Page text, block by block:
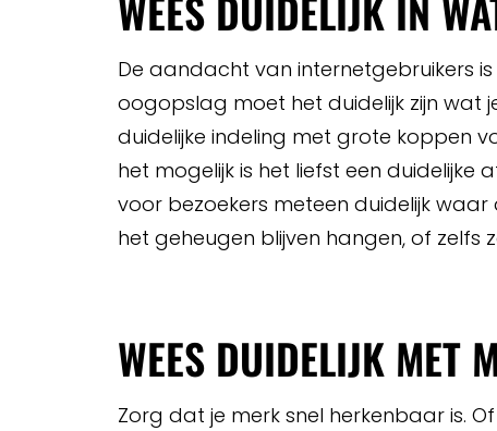
De aandacht van internetgebruikers
oogopslag moet het duidelijk zijn wat
duidelijke indeling met grote koppen
het mogelijk is het liefst een duidelijke
voor bezoekers meteen duidelijk
het geheugen blijven hangen, of zelfs
WEES DUIDELIJK MET
Zorg dat je merk snel herkenbaar is.